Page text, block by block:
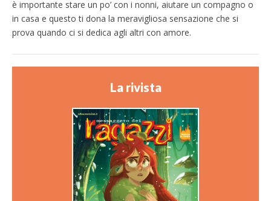
è importante stare un po’ con i nonni, aiutare un compagno o
in casa e questo ti dona la meravigliosa sensazione che si
prova quando ci si dedica agli altri con amore.
La rivista